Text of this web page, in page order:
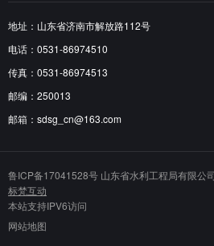
地址：山东省济南市解放路112号
电话：0531-86974510
传真：0531-86974513
邮编：250013
邮箱：sdsg_cn@163.com
鲁ICP备17041528号 山东省水利工程局有限
标梵互动
本站支持IPV6访问
网站地图